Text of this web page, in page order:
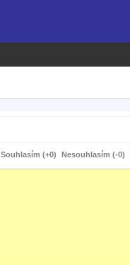
Souhlasím (+0) Nesouhlasím (-0)